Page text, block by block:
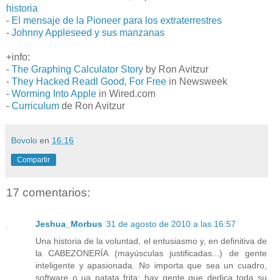
historia
- El mensaje de la Pioneer para los extraterrestres
- Johnny Appleseed y sus manzanas
+info:
- The Graphing Calculator Story by Ron Avitzur
- They Hacked Readl Good, For Free in Newsweek
- Worming Into Apple in Wired.com
- Curriculum de Ron Avitzur
Bovolo en 16:16
Compartir
17 comentarios:
Jeshua_Morbus 31 de agosto de 2010 a las 16:57
Una historia de la voluntad, el entusiasmo y, en definitiva de
la CABEZONERÍA (mayúsculas justificadas...) de gente
inteligente y apasionada. No importa que sea un cuadro,
software o ua patata frita: hay gente que dedica toda su